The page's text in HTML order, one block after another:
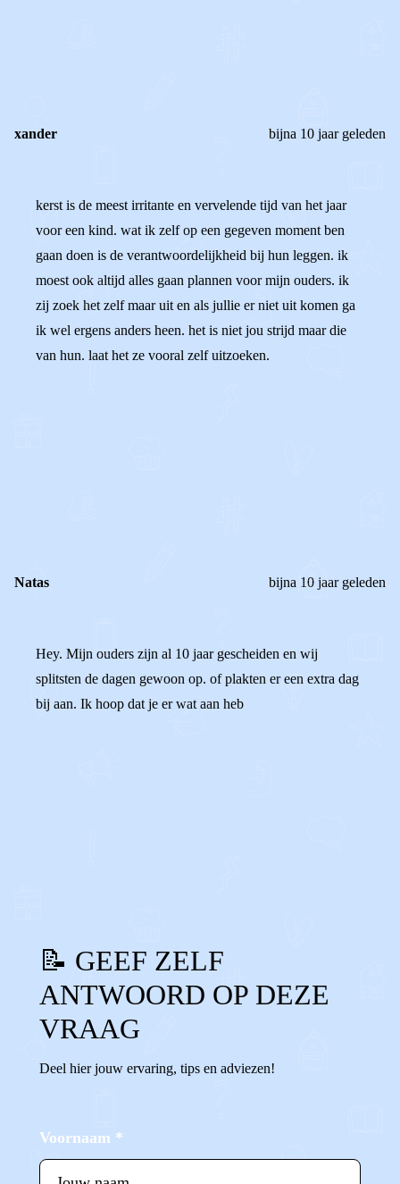
xander bijna 10 jaar geleden
kerst is de meest irritante en vervelende tijd van het jaar
voor een kind. wat ik zelf op een gegeven moment ben
gaan doen is de verantwoordelijkheid bij hun leggen. ik
moest ook altijd alles gaan plannen voor mijn ouders. ik
zij zoek het zelf maar uit en als jullie er niet uit komen ga
ik wel ergens anders heen. het is niet jou strijd maar die
van hun. laat het ze vooral zelf uitzoeken.
Natas bijna 10 jaar geleden
Hey. Mijn ouders zijn al 10 jaar gescheiden en wij
splitsten de dagen gewoon op. of plakten er een extra dag
bij aan. Ik hoop dat je er wat aan heb
📝 GEEF ZELF
ANTWOORD OP DEZE
VRAAG
Deel hier jouw ervaring, tips en adviezen!
Voornaam *